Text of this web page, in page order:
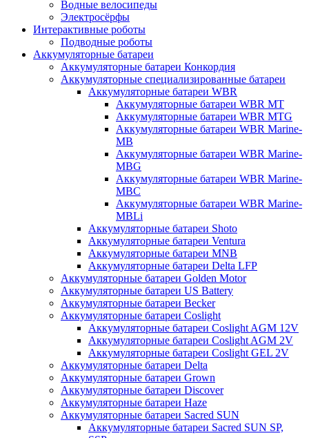
Водные велосипеды
Электросёрфы
Интерактивные роботы
Подводные роботы
Аккумуляторные батареи
Аккумуляторные батареи Конкордия
Аккумуляторные специализированные батареи
Аккумуляторные батареи WBR
Аккумуляторные батареи WBR MT
Аккумуляторные батареи WBR MTG
Аккумуляторные батареи WBR Marine-
MB
Аккумуляторные батареи WBR Marine-
MBG
Аккумуляторные батареи WBR Marine-
MBC
Аккумуляторные батареи WBR Marine-
MBLi
Аккумуляторные батареи Shoto
Аккумуляторные батареи Ventura
Аккумуляторные батареи MNB
Аккумуляторные батареи Delta LFP
Аккумуляторные батареи Golden Motor
Аккумуляторные батареи US Battery
Аккумуляторные батареи Becker
Аккумуляторные батареи Coslight
Аккумуляторные батареи Coslight AGM 12V
Аккумуляторные батареи Coslight AGM 2V
Аккумуляторные батареи Coslight GEL 2V
Аккумуляторные батареи Delta
Аккумуляторные батареи Grown
Аккумуляторные батареи Discover
Аккумуляторные батареи Haze
Аккумуляторные батареи Sacred SUN
Аккумуляторные батареи Sacred SUN SP,